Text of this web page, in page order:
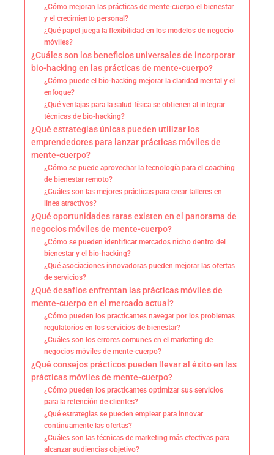
¿Cómo mejoran las prácticas de mente-cuerpo el bienestar
y el crecimiento personal?
¿Qué papel juega la flexibilidad en los modelos de negocio
móviles?
¿Cuáles son los beneficios universales de incorporar
bio-hacking en las prácticas de mente-cuerpo?
¿Cómo puede el bio-hacking mejorar la claridad mental y el
enfoque?
¿Qué ventajas para la salud física se obtienen al integrar
técnicas de bio-hacking?
¿Qué estrategias únicas pueden utilizar los
emprendedores para lanzar prácticas móviles de
mente-cuerpo?
¿Cómo se puede aprovechar la tecnología para el coaching
de bienestar remoto?
¿Cuáles son las mejores prácticas para crear talleres en
línea atractivos?
¿Qué oportunidades raras existen en el panorama de
negocios móviles de mente-cuerpo?
¿Cómo se pueden identificar mercados nicho dentro del
bienestar y el bio-hacking?
¿Qué asociaciones innovadoras pueden mejorar las ofertas
de servicios?
¿Qué desafíos enfrentan las prácticas móviles de
mente-cuerpo en el mercado actual?
¿Cómo pueden los practicantes navegar por los problemas
regulatorios en los servicios de bienestar?
¿Cuáles son los errores comunes en el marketing de
negocios móviles de mente-cuerpo?
¿Qué consejos prácticos pueden llevar al éxito en las
prácticas móviles de mente-cuerpo?
¿Cómo pueden los practicantes optimizar sus servicios
para la retención de clientes?
¿Qué estrategias se pueden emplear para innovar
continuamente las ofertas?
¿Cuáles son las técnicas de marketing más efectivas para
alcanzar audiencias objetivo?